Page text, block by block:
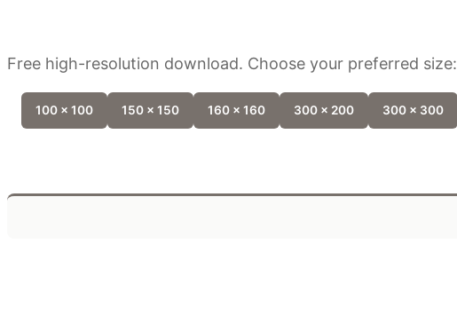
Free high-resolution download. Choose your preferred size:
100 x 100 150 x 150 160 x 160 300 x 200 300 x 300